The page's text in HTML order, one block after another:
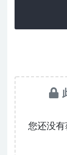
您还没有